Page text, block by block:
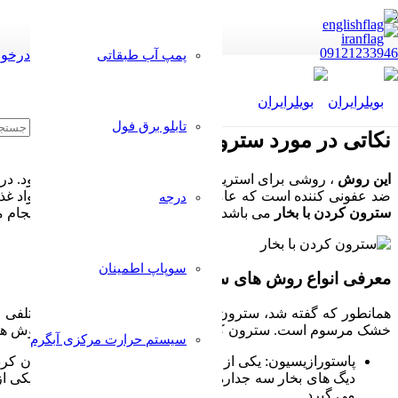
09121233946 پمپ آب طبقاتی
تابلو برق فول
درجه
سوپاپ اطمینان
سیستم حرارت مرکزی آبگرم
نکاتی در مورد سترون کردن با بخار
این روش ، روشی برای استریل کردن انواع مواد به شمار می
ضد عفونی کننده است که عامل بیماری زا در مواد، خصوصا مواد
سترون کردن با بخار می باشد. این عمل به روش های مختلفی انجام
معرفی انواع روش های سترون کردن با بخار
همانطور که گفته شد، سترون کردن حرارتی به روش های
خشک مرسوم است. سترون کردن به وسیله بخار نیز، خود به روش
پاستورازیسیون: یکی از پرکاربردترین روش ها برای سترون
دیگ های بخار سه جداره به نحوی طراحی شده است که یکی از